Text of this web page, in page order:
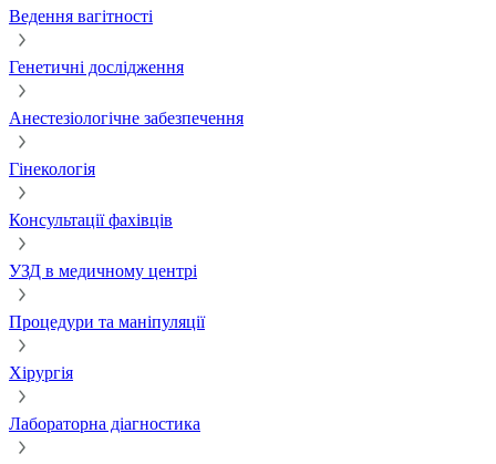
Ведення вагітності
Генетичні дослідження
Анестезіологічне забезпечення
Гінекологія
Консультації фахівців
УЗД в медичному центрі
Процедури та маніпуляції
Хірургія
Лабораторна діагностика